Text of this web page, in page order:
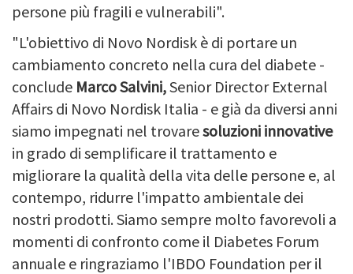
persone più fragili e vulnerabili".
"L'obiettivo di Novo Nordisk è di portare un
cambiamento concreto nella cura del diabete -
conclude Marco Salvini,Senior Director External
Affairs di Novo Nordisk Italia - e già da diversi anni
siamo impegnati nel trovaresoluzioni innovative
in grado di semplificare il trattamento e
migliorare la qualità della vita delle persone e, al
contempo, ridurre l'impatto ambientale dei
nostri prodotti. Siamo sempre molto favorevoli a
momenti di confronto come il Diabetes Forum
annuale e ringraziamo l'IBDO Foundation per il